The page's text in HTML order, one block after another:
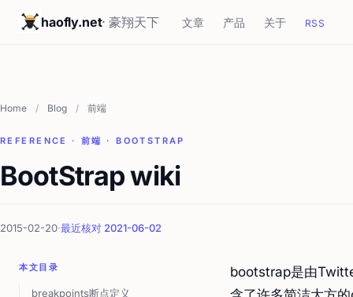
haofly.net· 豪翔天下 文章 产品 关于 RSS
Home / Blog / 前端
REFERENCE · 前端 · BOOTSTRAP
BootStrap wiki
2015-02-20·最近核对 2021-06-02
本文目录
breakpoints断点定义
bootstrap是由